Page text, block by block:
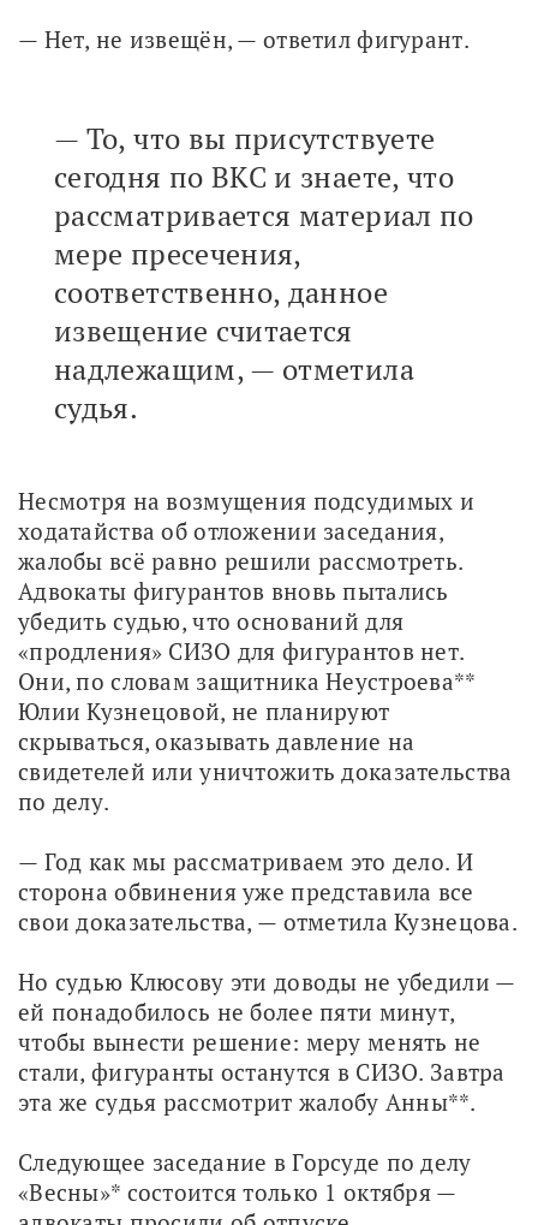
— Нет, не извещён, — ответил фигурант.
— То, что вы присутствуете
сегодня по ВКС и знаете, что
рассматривается материал по
мере пресечения,
соответственно, данное
извещение считается
надлежащим, — отметила
судья.
Несмотря на возмущения подсудимых и
ходатайства об отложении заседания,
жалобы всё равно решили рассмотреть.
Адвокаты фигурантов вновь пытались
убедить судью, что оснований для
«продления» СИЗО для фигурантов нет.
Они, по словам защитника Неустроева**
Юлии Кузнецовой, не планируют
скрываться, оказывать давление на
свидетелей или уничтожить доказательства
по делу.
— Год как мы рассматриваем это дело. И
сторона обвинения уже представила все
свои доказательства, — отметила Кузнецова.
Но судью Клюсову эти доводы не убедили —
ей понадобилось не более пяти минут,
чтобы вынести решение: меру менять не
стали, фигуранты останутся в СИЗО. Завтра
эта же судья рассмотрит жалобу Анны**.
Следующее заседание в Горсуде по делу
«Весны»* состоится только 1 октября —